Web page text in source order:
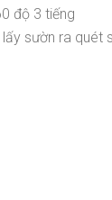
độ 3 tiếng
sườn ra quét